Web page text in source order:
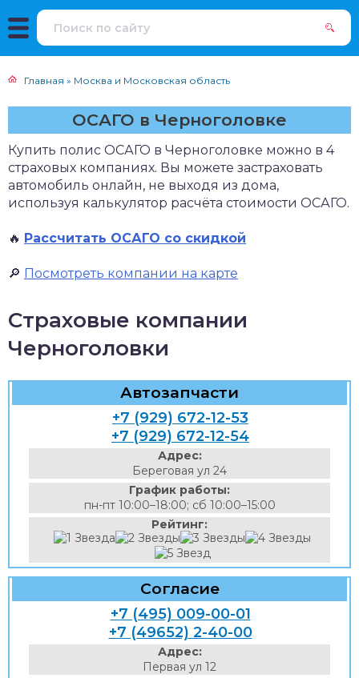
Главная » Москва и Московская область
ОСАГО в Черноголовке
Купить полис ОСАГО в Черноголовке можно в 4
страховых компаниях. Вы можете застраховать
автомобиль онлайн, не выходя из дома,
используя калькулятор расчёта стоимости ОСАГО.
🔥 Рассчитать ОСАГО со скидкой
🔎 Посмотреть компании на карте
Страховые компании
Черноголовки
Автозапчасти
+7 (929) 672-12-53
+7 (929) 672-12-54
Адрес:
Береговая ул 24
График работы:
пн-пт 10:00–18:00; сб 10:00–15:00
Рейтинг:
Согласие
+7 (495) 009-00-01
+7 (49652) 2-40-00
Адрес:
Первая ул 12